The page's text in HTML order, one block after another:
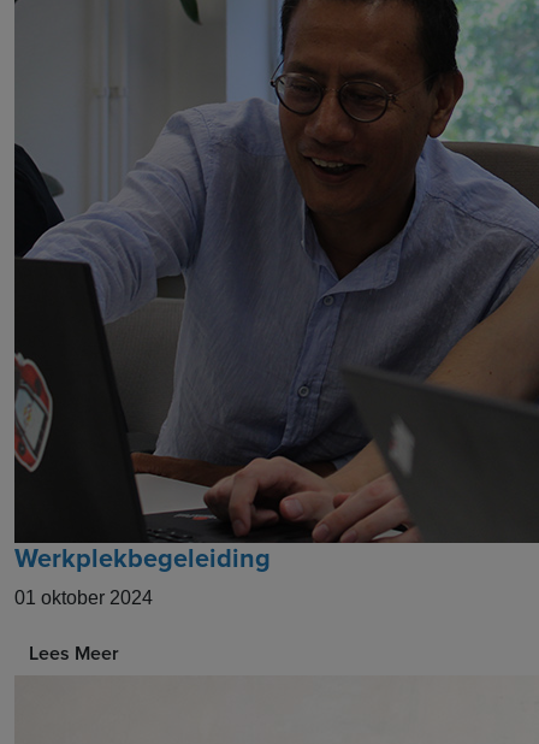
Werkplekbegeleiding
01 oktober 2024
Lees Meer